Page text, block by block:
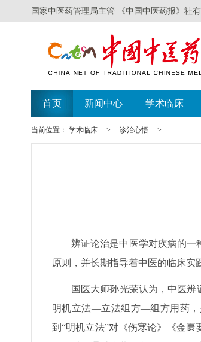
国家中医药管理局主管 《中国中医药报》社
首页 新闻中心 学术临床
当前位置： 学术临床 > 诊治心悟 >
辨证论治是中医学对疾病的一
原则，并长期指导着中医的临床实
国医大师孙光荣认为，中医
明机立法—立法组方—组方用药，
到“明机立法”对《伤寒论》《金